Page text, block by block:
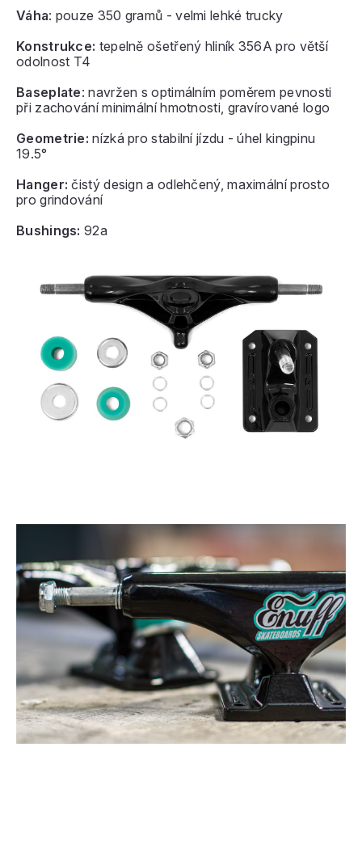
Váha: pouze 350 gramů - velmi lehké trucky
Konstrukce: tepelně ošetřený hliník 356A pro větší
odolnost T4
Baseplate: navržen s optimálním poměrem pevnosti
při zachování minimální hmotnosti, gravírované logo
Geometrie: nízká pro stabilní jízdu - úhel kingpinu
19.5°
Hanger: čistý design a odlehčený, maximální prosto
pro grindování
Bushings: 92a